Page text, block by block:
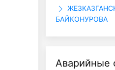
БАЙКОНУРОВА
Аварийные